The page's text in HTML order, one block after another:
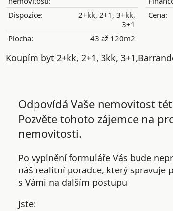
Dispozice:
2+kk, 2+1, 3+kk,
3+1
Plocha:
43 až 120m2
Cena:
Koupím byt 2+kk, 2+1, 3kk,
Odpovídá Vaše nemovitost
Pozvěte tohoto zájemce na
nemovitosti.
Po vyplnění formuláře Vás bude
náš realitní poradce, který spravuje
s Vámi na dalším postupu
Jste: